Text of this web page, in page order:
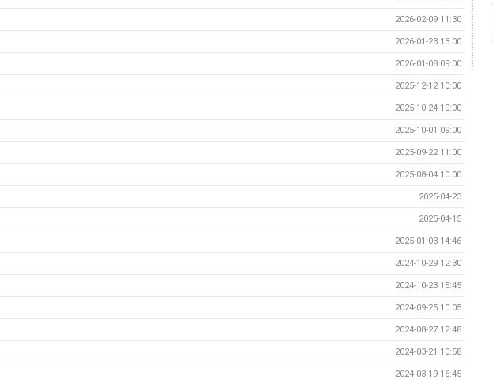
2026-02-09 11:30
2026-01-23 13:00
2026-01-08 09:00
2025-12-12 10:00
2025-10-24 10:00
2025-10-01 09:00
2025-09-22 11:00
2025-08-04 10:00
2025-04-23
2025-04-15
2025-01-03 14:46
2024-10-29 12:30
2024-10-23 15:45
2024-09-25 10:05
2024-08-27 12:48
2024-03-21 10:58
2024-03-19 16:45